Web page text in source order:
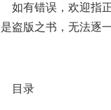
如有错误，欢迎指
是盗版之书，无法逐
目录